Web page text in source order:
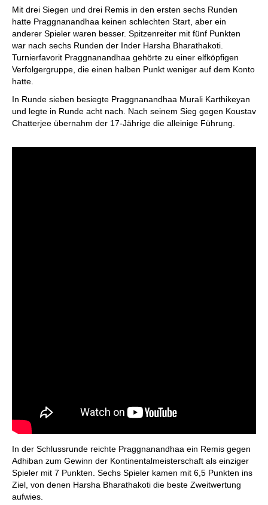
Mit drei Siegen und drei Remis in den ersten sechs Runden
hatte Praggnanandhaa keinen schlechten Start, aber ein
anderer Spieler waren besser. Spitzenreiter mit fünf Punkten
war nach sechs Runden der Inder Harsha Bharathakoti.
Turnierfavorit Praggnanandhaa gehörte zu einer elfköpfigen
Verfolgergruppe, die einen halben Punkt weniger auf dem Konto
hatte.
In Runde sieben besiegte Praggnanandhaa Murali Karthikeyan
und legte in Runde acht nach. Nach seinem Sieg gegen Koustav
Chatterjee übernahm der 17-Jährige die alleinige Führung.
In der Schlussrunde reichte Praggnanandhaa ein Remis gegen
Adhiban zum Gewinn der Kontinentalmeisterschaft als einziger
Spieler mit 7 Punkten. Sechs Spieler kamen mit 6,5 Punkten ins
Ziel, von denen Harsha Bharathakoti die beste Zweitwertung
aufwies.